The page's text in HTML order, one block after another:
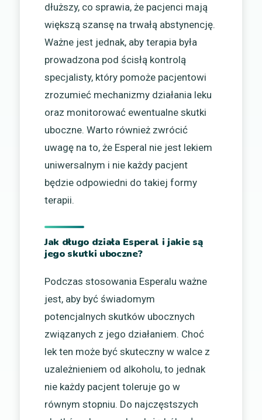
dłuższy, co sprawia, że pacjenci mają
większą szansę na trwałą abstynencję.
Ważne jest jednak, aby terapia była
prowadzona pod ścisłą kontrolą
specjalisty, który pomoże pacjentowi
zrozumieć mechanizmy działania leku
oraz monitorować ewentualne skutki
uboczne. Warto również zwrócić
uwagę na to, że Esperal nie jest lekiem
uniwersalnym i nie każdy pacjent
będzie odpowiedni do takiej formy
terapii.
Jak długo działa Esperal i jakie są
jego skutki uboczne?
Podczas stosowania Esperalu ważne
jest, aby być świadomym
potencjalnych skutków ubocznych
związanych z jego działaniem. Choć
lek ten może być skuteczny w walce z
uzależnieniem od alkoholu, to jednak
nie każdy pacjent toleruje go w
równym stopniu. Do najczęstszych